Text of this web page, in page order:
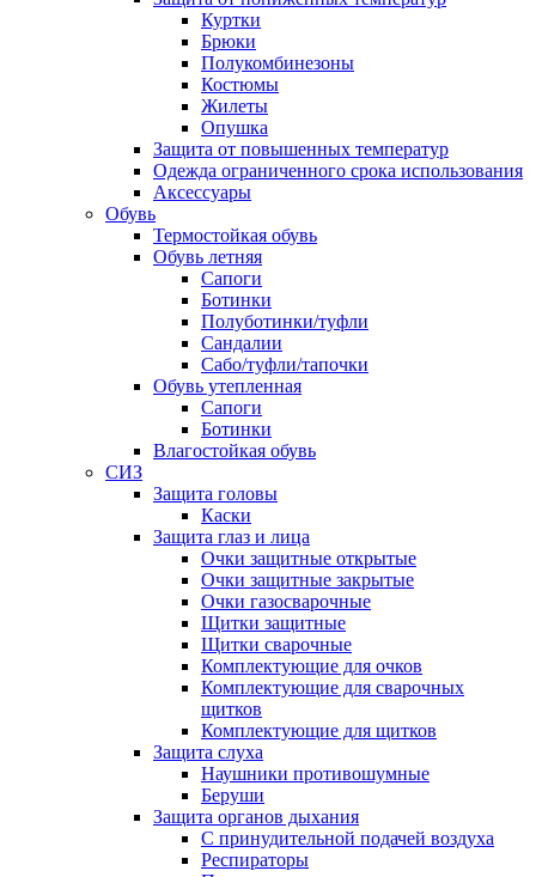
Куртки
Брюки
Полукомбинезоны
Костюмы
Жилеты
Опушка
Защита от повышенных температур
Одежда ограниченного срока использования
Аксессуары
Обувь
Термостойкая обувь
Обувь летняя
Сапоги
Ботинки
Полуботинки/туфли
Сандалии
Сабо/туфли/тапочки
Обувь утепленная
Сапоги
Ботинки
Влагостойкая обувь
СИЗ
Защита головы
Каски
Защита глаз и лица
Очки защитные открытые
Очки защитные закрытые
Очки газосварочные
Щитки защитные
Щитки сварочные
Комплектующие для очков
Комплектующие для сварочных
щитков
Комплектующие для щитков
Защита слуха
Наушники противошумные
Беруши
Защита органов дыхания
С принудительной подачей воздуха
Респираторы